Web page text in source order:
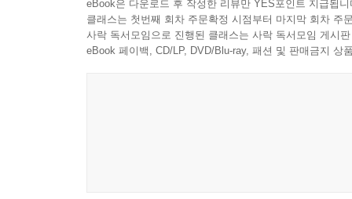
신남성 이미지는 지금이라도 잡지를 펼치거나 텔
성취도가 높은 남성들이 무더기로 지나간다. 그것
이 모든 것이 소비주의 문화를 부추기는 자본시
eBook은 다운로드 후 작성한 리뷰만 YES포인트 지급됩니
클래스는 첫번째 회차 주문확정 시점부터 마지막 회차 주
사락 독서모임으로 진행된 클래스는 사락 독서모임 게시
eBook 페이백, CD/LP, DVD/Blu-ray, 패션 및 판매금지 상